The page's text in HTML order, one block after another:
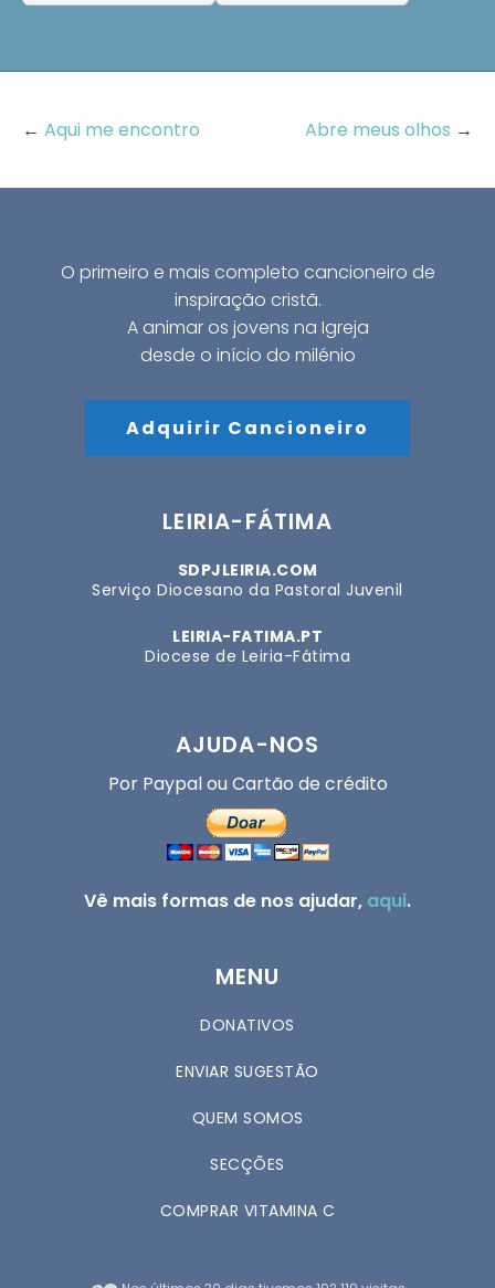
← Aqui me encontro Abre meus olhos →
O primeiro e mais completo cancioneiro de
inspiração cristã.
A animar os jovens na Igreja
desde o início do milénio
Adquirir Cancioneiro
LEIRIA-FÁTIMA
SDPJLEIRIA.COM
Serviço Diocesano da Pastoral Juvenil
LEIRIA-FATIMA.PT
Diocese de Leiria-Fátima
AJUDA-NOS
Por Paypal ou Cartão de crédito
Vê mais formas de nos ajudar, aqui.
MENU
DONATIVOS
ENVIAR SUGESTÃO
QUEM SOMOS
SECÇÕES
COMPRAR VITAMINA C